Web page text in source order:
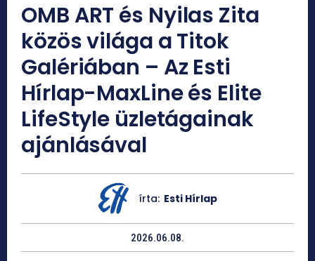
OMB ART és Nyilas Zita
közös világa a Titok
Galériában – Az Esti
Hírlap-MaxLine és Elite
LifeStyle üzletágainak
ajánlásával
írta: Esti Hírlap
2026.06.08.